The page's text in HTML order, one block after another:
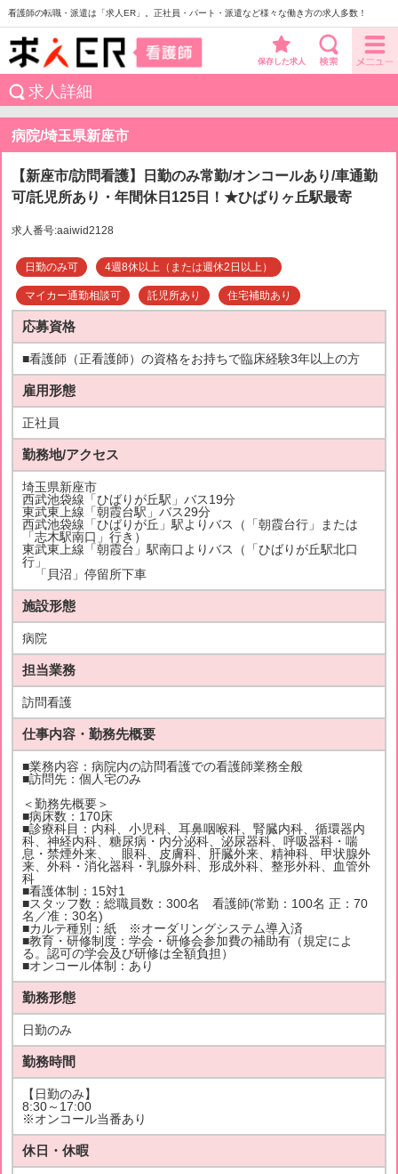
看護師の転職・派遣は「求人ER」。正社員・パート・派遣など様々な働き方の求人多数！
保存した求人
求人詳細
病院/埼玉県新座市
【新座市/訪問看護】日勤のみ常勤/オンコールあり/車通勤
可/託児所あり・年間休日125日！★ひばりヶ丘駅最寄
求人番号:aaiwid2128
日勤のみ可 4週8休以上（または週休2日以上）
マイカー通勤相談可 託児所あり 住宅補助あり
応募資格
■看護師（正看護師）の資格をお持ちで臨床経験3年以上の方
雇用形態
正社員
勤務地/アクセス
埼玉県新座市
西武池袋線「ひばりが丘駅」バス19分
東武東上線「朝霞台駅」バス29分
西武池袋線「ひばりが丘」駅よりバス（「朝霞台行」または
「志木駅南口」行き）
東武東上線「朝霞台」駅南口よりバス（「ひばりが丘駅北口
行」
「貝沼」停留所下車
施設形態
病院
担当業務
訪問看護
仕事内容・勤務先概要
■業務内容：病院内の訪問看護での看護師業務全般
■訪問先：個人宅のみ
＜勤務先概要＞
■病床数：170床
■診療科目：内科、小児科、耳鼻咽喉科、腎臓内科、循環器内
科、神経内科、糖尿病・内分泌科、泌尿器科、呼吸器科・喘
息・禁煙外来、、眼科、皮膚科、肝臓外来、精神科、甲状腺外
来、外科・消化器科・乳腺外科、形成外科、整形外科、血管外
科
■看護体制：15対1
■スタッフ数：総職員数：300名 看護師(常勤：100名 正：70
名／准：30名)
■カルテ種別：紙 ※オーダリングシステム導入済
■教育・研修制度：学会・研修会参加費の補助有（規定によ
る。認可の学会及び研修は全額負担）
■オンコール体制：あり
勤務形態
日勤のみ
勤務時間
【日勤のみ】
8:30～17:00
※オンコール当番あり
休日・休暇